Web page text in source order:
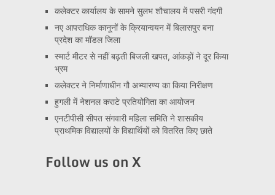
कलेक्टर कार्यालय के सामने सुलभ शौचालय में पसरी गंदगी
नए आपराधिक कानूनों के क्रियान्वयन में बिलासपुर बना
प्रदेश का मॉडल जिला
स्मार्ट मीटर से नहीं बढ़ती बिजली खपत, आंकड़ों ने दूर किया
भ्रम
कलेक्टर ने निर्माणाधीन गौ अभ्यारण्य का किया निरीक्षण
हुगली में नेशनल कराटे प्रतियोगिता का आयोजन
एनटीपीसी सीपत संगवारी महिला समिति ने शासकीय
प्राथमिक विद्यालयों के विद्यार्थियों को वितरित किए छाते
Follow us on X